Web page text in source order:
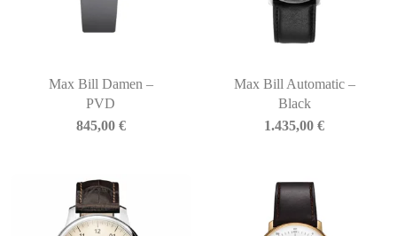
Max Bill Damen –
PVD
845,00 €
Max Bill Automatic –
Black
1.435,00€